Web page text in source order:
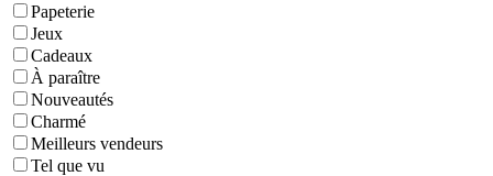
Papeterie
Jeux
Cadeaux
À paraître
Nouveautés
Charmé
Meilleurs vendeurs
Tel que vu